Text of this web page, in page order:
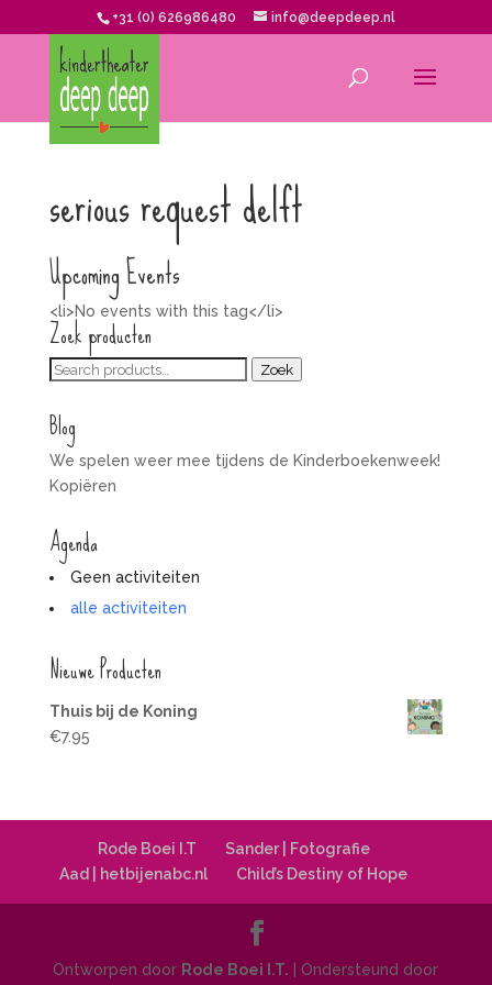
+31 (0) 626986480 info@deepdeep.nl
serious request delft
Upcoming Events
<li>No events with this tag</li>
Zoek producten
Zoeken
Zoek
Blog
We spelen weer mee tijdens de Kinderboekenweek!
Kopiëren
Agenda
Geen activiteiten
alle activiteiten
Nieuwe Producten
Thuis bij de Koning
€7.95
Rode Boei I.T
Sander | Fotografie
Aad | hetbijenabc.nl
Child’s Destiny of Hope
Ontworpen door Rode Boei I.T. | Ondersteund door